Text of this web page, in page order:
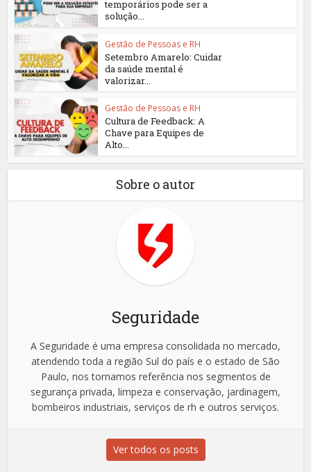
temporários pode ser a
solução...
Gestão de Pessoas e RH
Setembro Amarelo: Cuidar
da saúde mental é
valorizar...
Gestão de Pessoas e RH
Cultura de Feedback: A
Chave para Equipes de
Alto...
Sobre o autor
Seguridade
A Seguridade é uma empresa consolidada no mercado,
atendendo toda a região Sul do país e o estado de São
Paulo, nos tornamos referência nos segmentos de
segurança privada, limpeza e conservação, jardinagem,
bombeiros industriais, serviços de rh e outros serviços.
Ver todos os posts